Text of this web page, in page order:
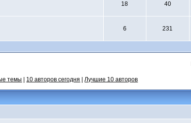
18 40
6 231
темы 10 авторов сегодня |Лучшие 10 авторов